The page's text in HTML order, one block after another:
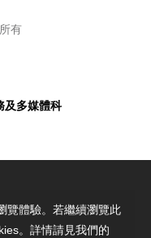
有
及多媒體科
覽體驗。若繼續瀏覽此
。詳情請見我們的